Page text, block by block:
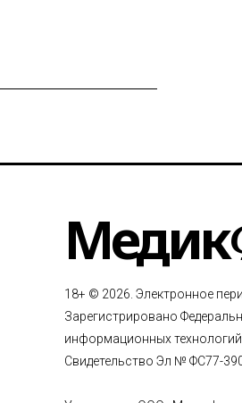
Медик
18+ © 2026. Электронное
Зарегистрировано
информационных
Свидетельство Эл № ФС77-